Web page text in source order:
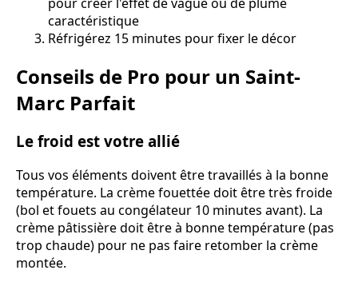
caractéristique
Réfrigérez 15 minutes pour fixer le décor
Conseils de Pro pour un Saint-
Marc Parfait
Le froid est votre allié
Tous vos éléments doivent être travaillés à la bonne
température. La crème fouettée doit être très froide
(bol et fouets au congélateur 10 minutes avant). La
crème pâtissière doit être à bonne température (pas
trop chaude) pour ne pas faire retomber la crème
montée.